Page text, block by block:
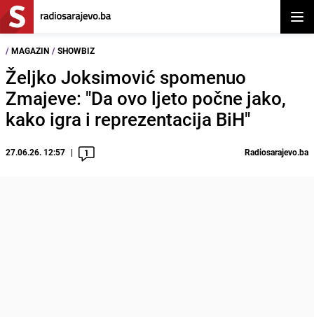
/ MAGAZIN / SHOWBIZ
Željko Joksimović spomenuo
Zmajeve: "Da ovo ljeto počne jako,
kako igra i reprezentacija BiH"
27.06.26. 12:57 1 Radiosarajevo.ba